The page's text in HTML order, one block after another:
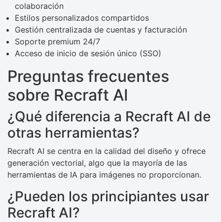
colaboración
Estilos personalizados compartidos
Gestión centralizada de cuentas y facturación
Soporte premium 24/7
Acceso de inicio de sesión único (SSO)
Preguntas frecuentes
sobre Recraft AI
¿Qué diferencia a Recraft AI de
otras herramientas?
Recraft AI se centra en la calidad del diseño y ofrece
generación vectorial, algo que la mayoría de las
herramientas de IA para imágenes no proporcionan.
¿Pueden los principiantes usar
Recraft AI?